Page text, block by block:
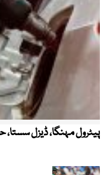
پیٹرول مہنگا، ڈیزل